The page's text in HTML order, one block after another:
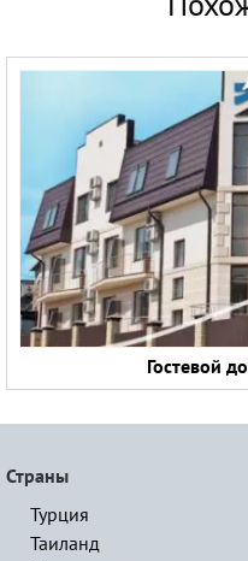
Гостевой
Страны
Турция
Таиланд